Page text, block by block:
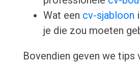
Wat een cv-sjabloon
je die zou moeten
Bovendien geven we tips